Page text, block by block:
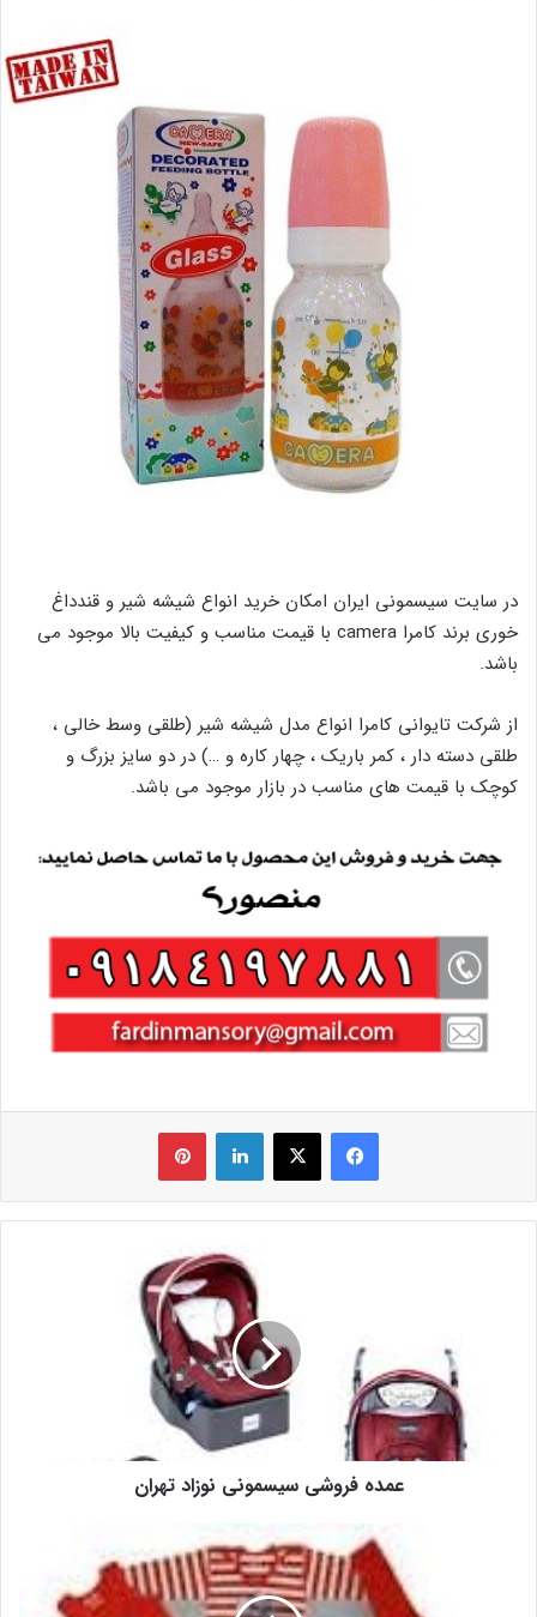
در سایت سیسمونی ایران امکان خرید انواع شیشه شیر و قندداغ
خوری برند کامرا camera با قیمت مناسب و کیفیت بالا موجود می
باشد.
از شرکت تایوانی کامرا انواع مدل شیشه شیر (طلقی وسط خالی ،
طلقی دسته دار ، کمر باریک ، چهار کاره و …) در دو سایز بزرگ و
کوچک با قیمت های مناسب در بازار موجود می باشد.
فیس بوک X لینکدین ‫پین‌ترست
عمده فروشی سیسمونی نوزاد تهران